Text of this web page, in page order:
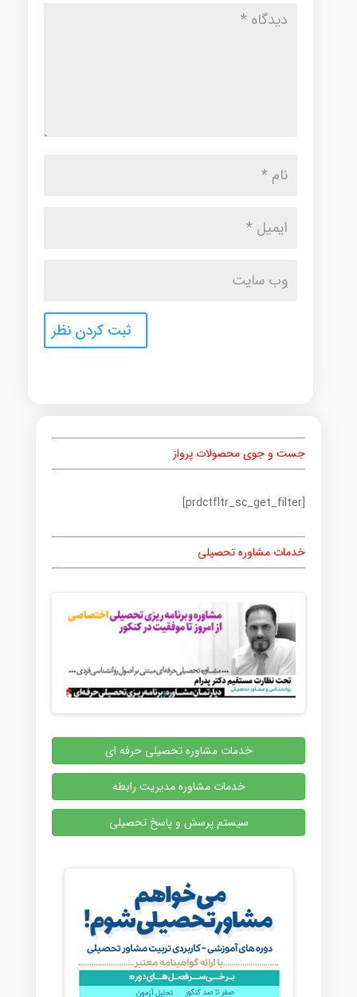
جست و جوی محصولات پرواز
[prdctfltr_sc_get_filter]
خدمات مشاوره تحصیلی
خدمات مشاوره تحصیلی حرفه ای
خدمات مشاوره مدیریت رابطه
سیستم پرسش و پاسخ تحصیلی